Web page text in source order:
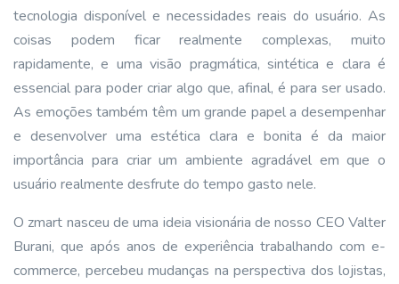
tecnologia disponível e necessidades reais do usuário. As
coisas podem ficar realmente complexas, muito
rapidamente, e uma visão pragmática, sintética e clara é
essencial para poder criar algo que, afinal, é para ser usado.
As emoções também têm um grande papel a desempenhar
e desenvolver uma estética clara e bonita é da maior
importância para criar um ambiente agradável em que o
usuário realmente desfrute do tempo gasto nele.
O zmart nasceu de uma ideia visionária de nosso CEO Valter
Burani, que após anos de experiência trabalhando com e-
commerce, percebeu mudanças na perspectiva dos lojistas,